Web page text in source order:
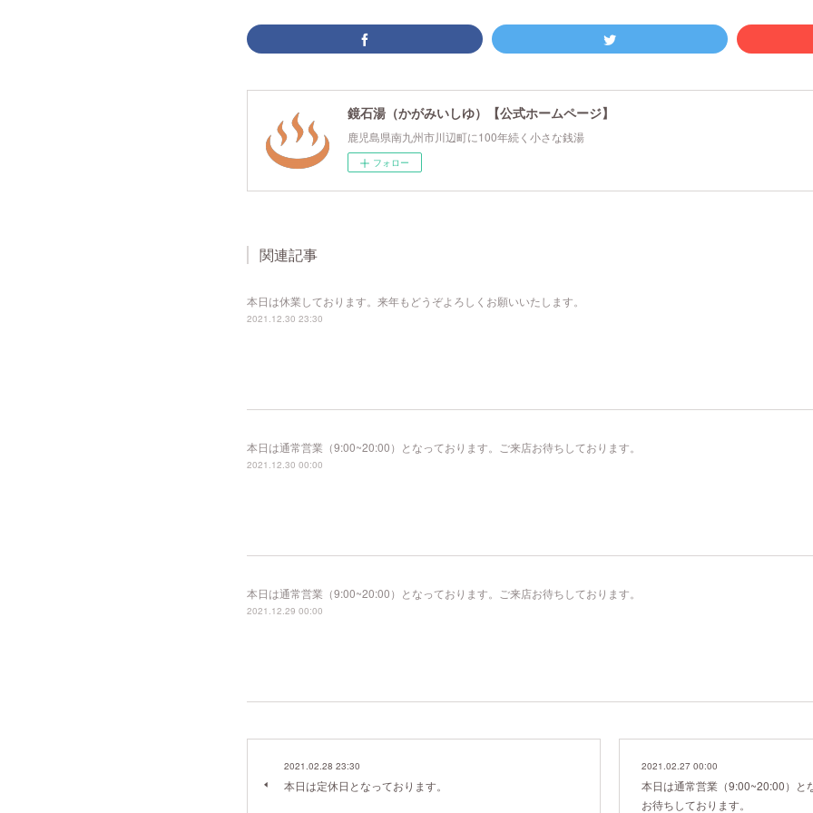
鏡石湯（かがみいしゆ）【公式ホームページ】
鹿児島県南九州市川辺町に100年続く小さな銭湯
フォロー
関連記事
本日は休業しております。来年もどうぞよろしくお願いいたします。
2021.12.30 23:30
本日は通常営業（9:00~20:00）となっております。ご来店お待ちしております。
2021.12.30 00:00
本日は通常営業（9:00~20:00）となっております。ご来店お待ちしております。
2021.12.29 00:00
2021.02.28 23:30
本日は定休日となっております。
2021.02.27 00:00
本日は通常営業（9:00~20:00）と
お待ちしております。